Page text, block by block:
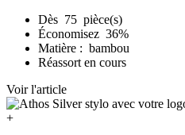
Dès 75 pièce(s)
Économisez 36%
Matière : bambou
Réassort en cours
Voir l'article
+